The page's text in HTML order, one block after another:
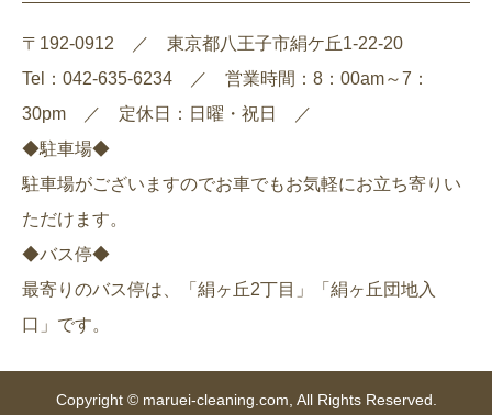
〒192-0912 ／ 東京都八王子市絹ケ丘1-22-20
Tel：042-635-6234 ／ 営業時間：8：00am～7：
30pm ／ 定休日：日曜・祝日 ／
◆駐車場◆
駐車場がございますのでお車でもお気軽にお立ち寄りい
ただけます。
◆バス停◆
最寄りのバス停は、「絹ヶ丘2丁目」「絹ヶ丘団地入
口」です。
Copyright © maruei-cleaning.com, All Rights Reserved.